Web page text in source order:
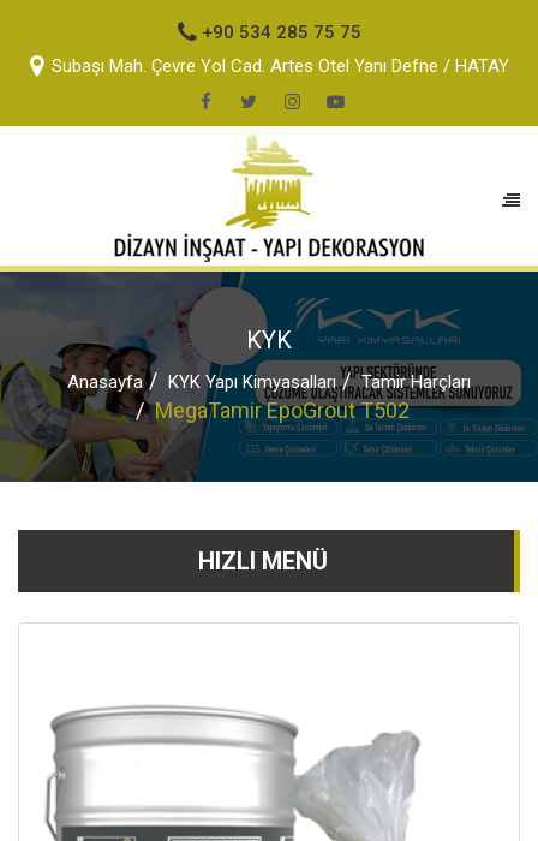
+90 534 285 75 75
Subaşı Mah. Çevre Yol Cad. Artes Otel Yanı Defne / HATAY
KYK
Anasayfa KYK Yapı Kimyasalları Tamir Harçları
MegaTamir EpoGrout T502
HIZLI MENÜ